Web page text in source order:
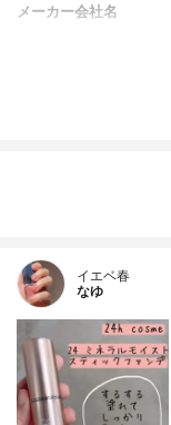
メーカー会社名
イエベ春
なゆ